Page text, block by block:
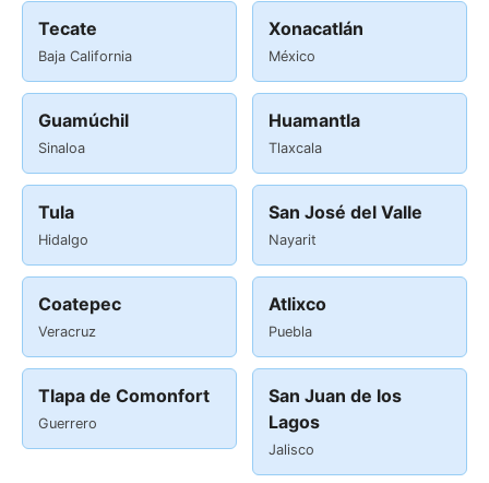
Tecate
Baja California
Xonacatlán
México
Guamúchil
Sinaloa
Huamantla
Tlaxcala
Tula
Hidalgo
San José del Valle
Nayarit
Coatepec
Veracruz
Atlixco
Puebla
Tlapa de Comonfort
Guerrero
San Juan de los
Lagos
Jalisco